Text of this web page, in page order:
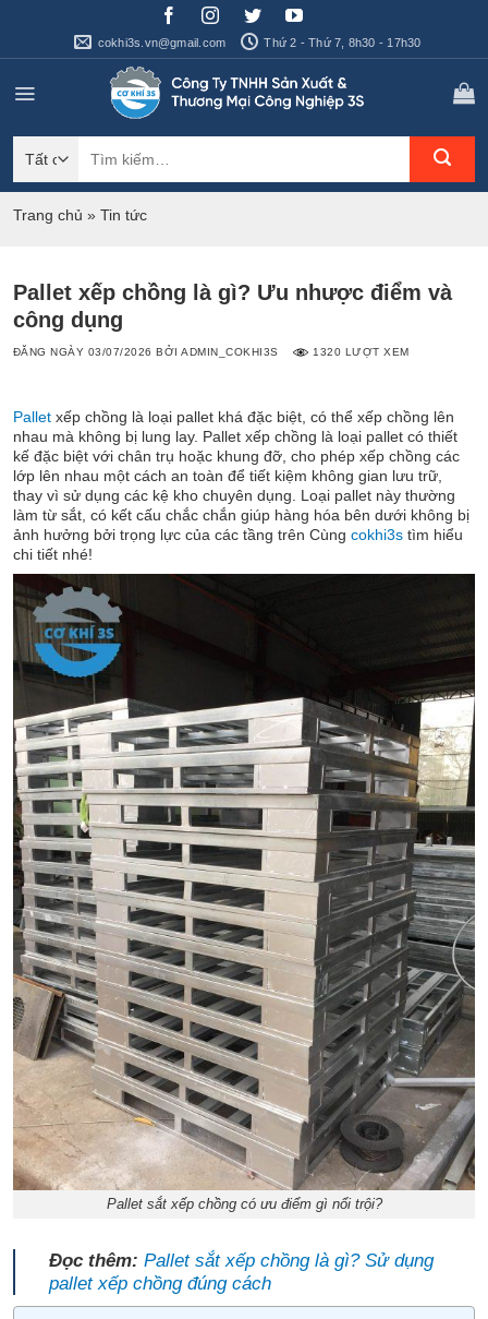
cokhi3s.vn@gmail.com Thứ 2 - Thứ 7, 8h30 - 17h30
kiếm:
Trang chủ » Tin tức
Pallet xếp chồng là gì? Ưu nhược điểm và
công dụng
ĐĂNG NGÀY 03/07/2026 BỞIADMIN_COKHI3S 1320 LƯỢT XEM
Pallet xếp chồng là loại pallet khá đặc biệt, có thể xếp chồng lên
nhau mà không bị lung lay. Pallet xếp chồng là loại pallet có thiết
kế đặc biệt với chân trụ hoặc khung đỡ, cho phép xếp chồng các
lớp lên nhau một cách an toàn để tiết kiệm không gian lưu trữ,
thay vì sử dụng các kệ kho chuyên dụng. Loại pallet này thường
làm từ sắt, có kết cấu chắc chắn giúp hàng hóa bên dưới không bị
ảnh hưởng bởi trọng lực của các tầng trên Cùng cokhi3s tìm hiểu
chi tiết nhé!
Pallet sắt xếp chồng có ưu điểm gì nổi trội?
Đọc thêm: Pallet sắt xếp chồng là gì? Sử dụng
pallet xếp chồng đúng cách